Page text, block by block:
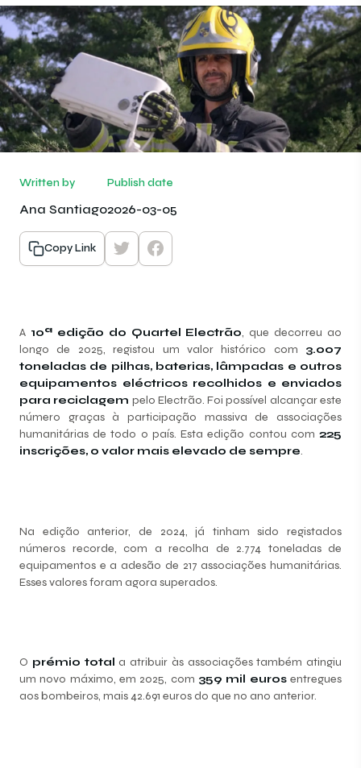
Written by
Ana Santiago
Publish date
2026-03-05
Copy Link
A 10ª edição do Quartel Electrão, que decorreu ao
longo de 2025, registou um valor histórico com 3.007
toneladas de pilhas, baterias, lâmpadas e outros
equipamentos eléctricos recolhidos e enviados
para reciclagem pelo Electrão. Foi possível alcançar este
número graças à participação massiva de associações
humanitárias de todo o país. Esta edição contou com 225
inscrições, o valor mais elevado de sempre.
Na edição anterior, de 2024, já tinham sido registados
números recorde, com a recolha de 2.774 toneladas de
equipamentos e a adesão de 217 associações humanitárias.
Esses valores foram agora superados.
O prémio total a atribuir às associações também atingiu
um novo máximo, em 2025, com 359 mil eurosentregues
aos bombeiros, mais 42.691 euros do que no ano anterior.